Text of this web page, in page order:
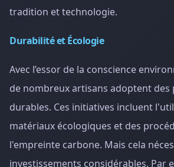
tradition et technologie.
Durabilité et Écologie
Avec l’essor de la conscience
de nombreux artisans adoptent des
durables. Ces initiatives incluent
matériaux écologiques et des
l'empreinte carbone. Mais cela
investissements considérables. Par